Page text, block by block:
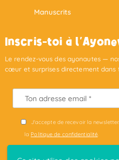
Manuscrits
Inscris-toi à
Le rendez-vous des ayonautes —
cœur et surprises directement dans
J'accepte de recevoir la
la Politique de confidentialité.
S'INSCRIRE